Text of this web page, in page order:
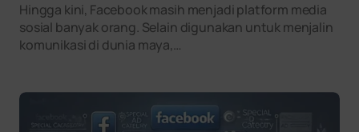
Hingga kini, Facebook masih menjadi platform media
sosial banyak orang. Selain digunakan untuk menjalin
komunikasi di dunia maya,…